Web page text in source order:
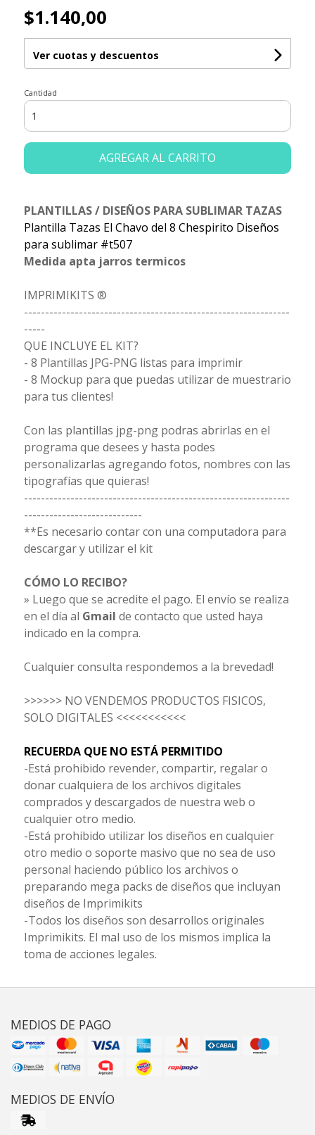
$1.140,00
Ver cuotas y descuentos
Cantidad
AGREGAR AL CARRITO
PLANTILLAS / DISEÑOS PARA SUBLIMAR TAZAS
Plantilla Tazas El Chavo del 8 Chespirito Diseños
para sublimar #t507
Medida apta jarros termicos
IMPRIMIKITS ®
---------------------------------------------------------------
-----
QUE INCLUYE EL KIT?
- 8 Plantillas JPG-PNG listas para imprimir
- 8 Mockup para que puedas utilizar de muestrario
para tus clientes!
Con las plantillas jpg-png podras abrirlas en el
programa que desees y hasta podes
personalizarlas agregando fotos, nombres con las
tipografías que quieras!
---------------------------------------------------------------
----------------------------
**Es necesario contar con una computadora para
descargar y utilizar el kit
CÓMO LO RECIBO?
» Luego que se acredite el pago. El envío se realiza
en el día al Gmail de contacto que usted haya
indicado en la compra.
Cualquier consulta respondemos a la brevedad!
>>>>>> NO VENDEMOS PRODUCTOS FISICOS,
SOLO DIGITALES <<<<<<<<<<<
RECUERDA QUE NO ESTÁ PERMITIDO
-Está prohibido revender, compartir, regalar o
donar cualquiera de los archivos digitales
comprados y descargados de nuestra web o
cualquier otro medio.
-Está prohibido utilizar los diseños en cualquier
otro medio o soporte masivo que no sea de uso
personal haciendo público los archivos o
preparando mega packs de diseños que incluyan
diseños de Imprimikits
-Todos los diseños son desarrollos originales
Imprimikits. El mal uso de los mismos implica la
toma de acciones legales.
MEDIOS DE PAGO
MEDIOS DE ENVÍO